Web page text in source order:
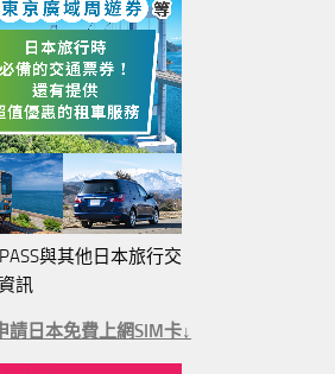
與其他日本旅行交
訊
請日本免費上網SIM卡↓